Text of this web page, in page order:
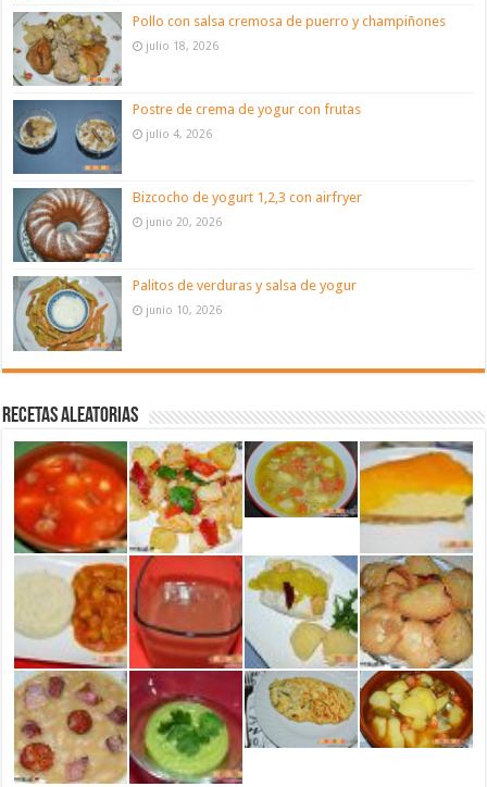
Pollo con salsa cremosa de puerro y champiñones
julio 18, 2026
Postre de crema de yogur con frutas
julio 4, 2026
Bizcocho de yogurt 1,2,3 con airfryer
junio 20, 2026
Palitos de verduras y salsa de yogur
junio 10, 2026
Recetas aleatorias